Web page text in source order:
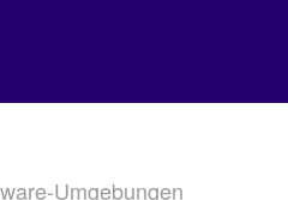
Umgebungen